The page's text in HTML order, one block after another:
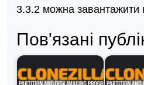
3.3.2 можна завантажити
Пов'язані